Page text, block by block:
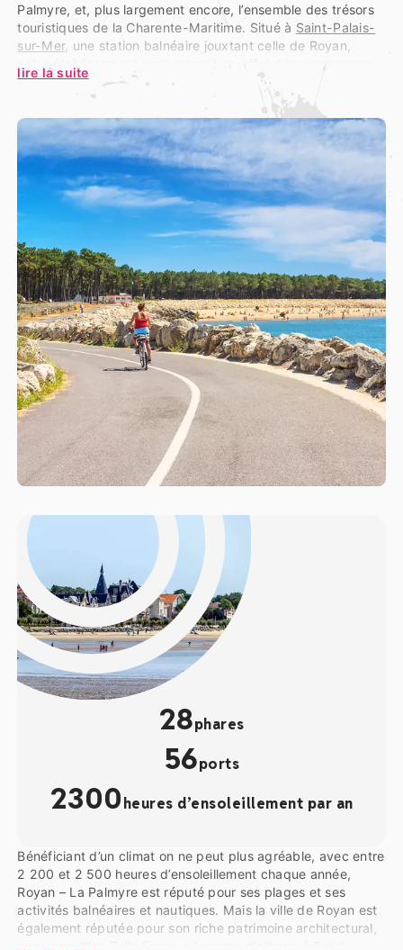
Palmyre, et, plus largement encore, l’ensemble des trésors
touristiques de la Charente-Maritime. Situé à Saint-Palais-
sur-Mer, une station balnéaire jouxtant celle de Royan,
l’ensemble du département, de l’estuaire de la Gironde tout
Entre les deux, le long du littoral, les îles de Ré et d’Oléron
sont à découvrir, de même que, à proximité de
l’embouchure de la Charente, l’ancien Arsenal Royal de
Rochefort, qui abrite aujourd’hui le musée de la Marine et
celui de la Corderie Royale…
lire la suite
28phares
56ports
2300heures d’ensoleillement par an
Bénéficiant d’un climat on ne peut plus agréable, avec entre
2 200 et 2 500 heures d’ensoleillement chaque année,
Royan – La Palmyre est réputé pour ses plages et ses
activités balnéaires et nautiques. Mais la ville de Royan est
également réputée pour son riche patrimoine architectural,